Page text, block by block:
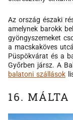
Az ország északi
amelynek barokk
gyöngyszemeket
a macskaköves
Püspökvárat és a
Győrben jársz. A
balatoni szállások
16. MÁLTA